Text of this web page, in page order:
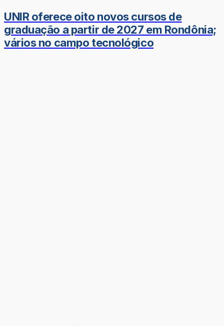
UNIR oferece oito novos cursos de
graduação a partir de 2027 em Rondônia;
vários no campo tecnológico